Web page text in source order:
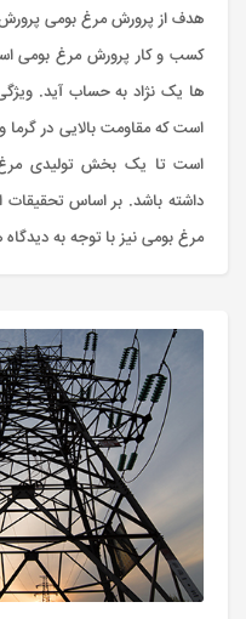
هدف از پرورش مرغ بومی پرورش
کسب و کار پرورش مرغ بومی
ها یک نژاد به حساب آید.
است که مقاومت بالایی در
است تا یک بخش تولیدی مرغ
داشته باشد. بر اساس
مرغ بومی نیز با توجه به دیدگاه